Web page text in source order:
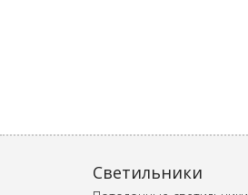
Светильники